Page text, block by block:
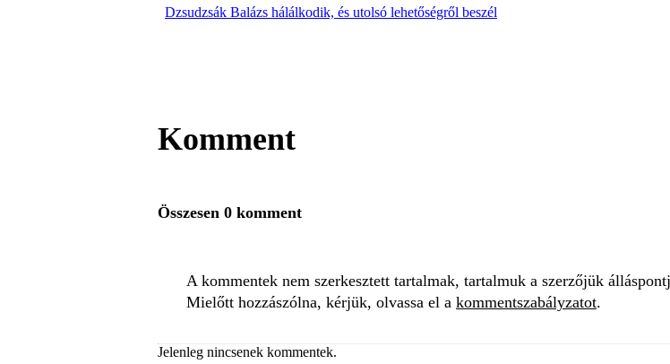
Dzsudzsák Balázs hálálkodik, és utolsó lehetőségről beszél
Komment
Összesen 0 komment
A kommentek nem szerkesztett tartalmak, tartalmuk a szerzőjük
Mielőtt hozzászólna, kérjük, olvassa el a kommentszabályzatot.
Jelenleg nincsenek kommentek.